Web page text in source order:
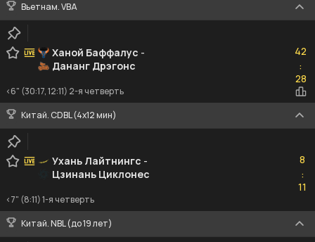
Вьетнам. VBA
Ханой Баффалус -
Дананг Дрэгонс
42
:28
28
<6" (30:17, 12:11) 2-я четверть
Китай. CDBL (4x12 мин)
Ухань Лайтнингc -
Цзинань Циклонес
8
:11
11
<7" (8:11) 1-я четверть
Китай. NBL (до 19 лет)